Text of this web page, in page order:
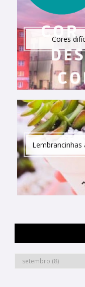
Cores
Lembrancinhas